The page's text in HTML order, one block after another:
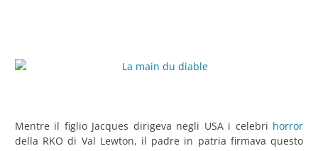
Mentre il figlio Jacques dirigeva negli USA i celebri horror
della RKO di Val Lewton, il padre in patria firmava questo